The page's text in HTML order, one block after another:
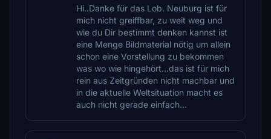
Hi..Danke für das Lob. Neuburg ist für
mich nicht greiffbar, zu weit weg und
wie du Dir bestimmt denken kannst ist
eine Menge Bildmaterial nötig um allein
schon eine Vorstellung zu bekommen
was wo wie hingehört...das ist für mich
rein aus Zeitgründen nicht machbar und
in die aktuelle Weltsituation macht es
auch nicht gerade einfach...